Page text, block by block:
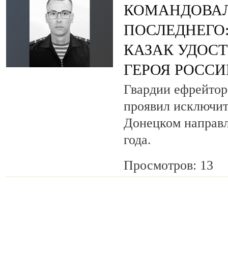
КАЗАК
ГЕРОЯ
Гвардии
проявил
Донецком
года.
Просмотров: 13